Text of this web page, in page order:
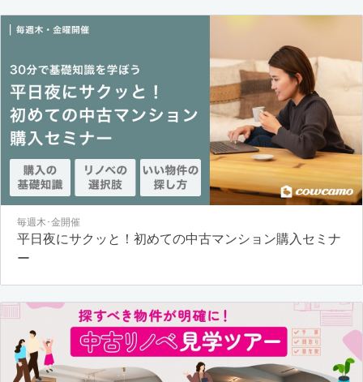
毎週木･金開催
平日夜にサクッと！初めての中古マンション購入セミナ
ー